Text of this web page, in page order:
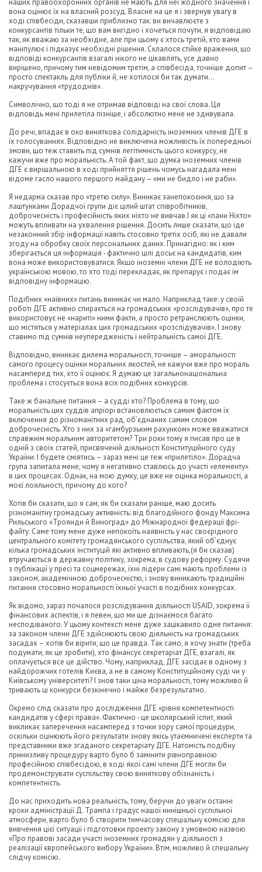
вона оцінює їх на власний розсуд. Власне на це я і звернув увагу в
ході співбесіди, сказавши приблизно так: ви вичавлюєте з
конкурсантів тільки те, що вам вигідно і хочеться почути, я відповідаю
так, як вважаю за необхідне, але при цьому є хтось третій, хто вами
маніпулює і підказує необхідні рішення. Склалося стійке враження, що
відповіді конкурсантів взагалі нікого не цікавлять, усе давно
вирішено, причому тим невідомим третім, а співбесіда, точніше допит –
просто спектакль для публіки й, не хотілося би так думати…
накручування «трудоднів».
Символічно, що тоді я не отримав відповіді на свої слова. Ця
відповідь мені прилетіла пізніше, і абсолютно мене не здивувала.
До речі, впадає в око виняткова солідарність іноземних членів ДГЕ в
їх голосуваннях. Відповідно не виключена можливість їх попередньої
змови, що теж ставить під сумнів легітимність цього конкурсу, не
кажучи вже про моральність. А той факт, що думка іноземних членів
ДГЕ є вирішальною в ході прийняття рішень чомусь нагадала мені
відоме гасло нашого першого майдану – «ми не бидло і не раби».
Я недарма сказав про «третю силу». Виникає занепокоєння, що за
лаштунками Дорадчої групи діє цілий штат співробітників,
доброчесність і професійність яких ніхто не вивчав.І як ці «пани Ніхто»
можуть впливати на ухвалення рішення. Досить лише сказати, що іде
незаконний збір інформації навіть стосовно третіх осіб, які не давали
згоду на обробку своїх персональних даних. Принагідно: як і ким
зберігається ця інформація - фактично цілі досьє на кандидатів, ким
вона може використовуватися. Якщо іноземні члени ДГЕ не володіють
українською мовою, то хто тоді перекладає, як препарує і подає їм
відповідну інформацію.
Подібних «наївних» питань виникає чи мало. Наприклад таке: у своїй
роботі ДГЕ активно спирається на громадських «розслідувачів», про те
використовує не «нариті» ними факти, а просто ретранслюють оцінки,
що містяться у матеріалах цих громадських «розслідувачів». І знову
ставимо під сумнів неупередженість і нейтральність самої ДГЕ.
Відповідно, виникає дилема моральності, точніше – аморальності
самого процесу оцінки моральних якостей, не кажучи вже про мораль
насамперед тих, хто її оцінює. Я думаю це загальнонаціональна
проблема і стосується вона всіх подібних конкурсів.
Таке ж банальне питання – а судді хто? Проблема в тому, що
моральність цих суддів апріорі встановлюється самим фактом їх
включення до різноманітних рад, об’єднаних самим словом
доброчесність. Хто з них за «гамбурзьким рахунком» може вважатися
справжнім моральним авторитетом? Три роки тому я писав про це в
одній з своїх статей, присвяченій діяльності Конституційного суду
України. І будете сміятись – зараз мені це теж «прилетіло». Дорадча
група запитала мене, чому я негативно ставлюсь до участі «елементу»
в цих процесах. Однак, на мою думку, це вже не оцінка моральності, а
моєї лояльності, причому до кого?
Хотів би сказати, що я сам, як би сказали раніше, маю досить
різноманітну громадську активність: від благодійного фонду Максима
Рильського «Троянди й Виноград» до Міжнародної федерації фрі-
файту. Саме тому мене дуже непокоїть наявність у нас своєрідного
центрального комітету громадянського суспільства, який об’єднує
кілька громадських інституцій які активно впливають,(я би сказав)
втручаються в державну політику, зокрема, в судову реформу. Судячи
з публікації у пресі та соцмережах, їхні лідери самі мають проблеми із
законом, академічною доброчесністю, і знову виникають традиційні
питання стосовно моральності їхньої участі в подібних конкурсах.
Як відомо, зараз почалося розслідування діяльності USAID, зокрема її
фінансових аспектів, і я певен, що ми ще дізнаємося багато
несподіваного. У цьому контексті мене дуже зацікавило одне питання:
за законом члени ДГЕ здійснюють свою діяльність на громадських
засадах – хотів би вірити, що це правда. Так само, я хочу знати (треба
подумати, як це зробити), хто фінансує секретаріат ДГЕ, взагалі, як
оплачується все це дійство. Чому, наприклад, ДГЕ засідає в одному з
найдорожчих готелів Києва, а не в самому Конституційному суді чи у
Київському університеті? І знов таки ціна моральності, тому можливо й
тривають ці конкурси безкінечно і майже безрезультатно.
Окремо слід сказати про дослідження ДГЕ «рівня компетентності
кандидатів у сфері права». Фактично - це школярський іспит, який
викликає заперечення насамперед з точки зору самої процедури,
оскільки оцінюють його результати знову якісь утаємничені експерти та
представники вже згаданого секретаріату ДГЕ. Натомість подібну
принизливу процедуру варто було б замінити рівноправною
професійною співбесідою, в ході якої самі члени ДГЕ могли би
продемонструвати суспільству свою виняткову обізнаність і
компетентність.
До нас приходить нова реальність, тому, беручи до уваги останні
кроки адміністрації Д. Трампа і градус нашої нинішньої суспільної
атмосфери, варто було б створити тимчасову спеціальну комісію для
вивчення цієї ситуації і підготовки проекту закону з умовною назвою
«Про правові засади участі іноземних громадян у діяльності з
реалізації європейського вибору України». Втім, можливо й спеціальну
слідчу комісію.